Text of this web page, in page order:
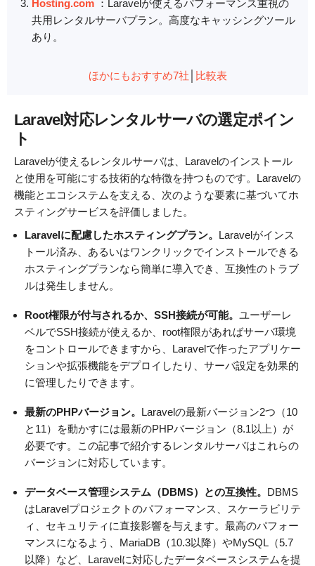
Hosting.com ：Laravelが使えるパフォーマンス重視の
共用レンタルサーバプラン。高度なキャッシングツール
あり。
ほかにもおすすめ7社 比較表
Laravel対応レンタルサーバの選定ポイン
ト
Laravelが使えるレンタルサーバは、Laravelのインストール
と使用を可能にする技術的な特徴を持つものです。Laravelの
機能とエコシステムを支える、次のような要素に基づいてホ
スティングサービスを評価しました。
Laravelに配慮したホスティングプラン。 Laravelがインス
トール済み、あるいはワンクリックでインストールできる
ホスティングプランなら簡単に導入でき、互換性のトラブ
ルは発生しません。
Root権限が付与されるか、SSH接続が可能。 ユーザーレ
ベルでSSH接続が使えるか、root権限があればサーバ環境
をコントロールできますから、Laravelで作ったアプリケー
ションや拡張機能をデプロイしたり、サーバ設定を効果的
に管理したりできます。
最新のPHPバージョン。 Laravelの最新バージョン2つ（10
と11）を動かすには最新のPHPバージョン（8.1以上）が
必要です。この記事で紹介するレンタルサーバはこれらの
バージョンに対応しています。
データベース管理システム（DBMS）との互換性。 DBMS
はLaravelプロジェクトのパフォーマンス、スケーラビリテ
ィ、セキュリティに直接影響を与えます。最高のパフォー
マンスになるよう、MariaDB（10.3以降）やMySQL（5.7
以降）など、Laravelに対応したデータベースシステムを提